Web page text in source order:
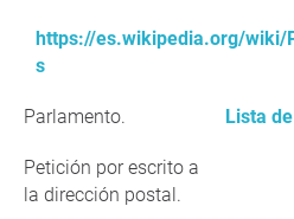
https://es.wikipedia.org/wiki/
s
Parlamento. Lista
Petición por escrito a
la dirección postal.